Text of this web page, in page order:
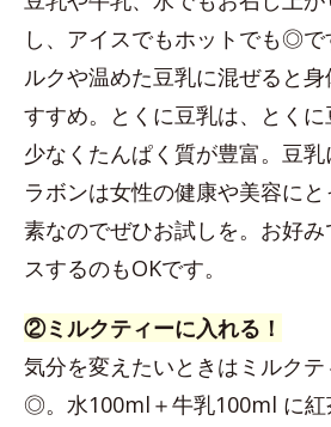
し、アイスでもホットでも◎で
ルクや温めた豆乳に混ぜると
すすめ。とくに豆乳は、とく
少なくたんぱく質が豊富。豆
ラボンは女性の健康や美容に
素なのでぜひお試しを。お好
スするのもOKです。
②ミルクティーに入れる！
気分を変えたいときはミルクテ
◎。水100ml＋牛乳100ml に紅